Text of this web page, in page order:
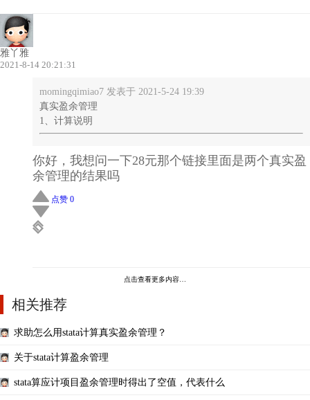
雅丫雅
2021-8-14 20:21:31
momingqimiao7 发表于 2021-5-24 19:39
真实盈余管理
1、计算说明
你好，我想问一下28元那个链接里面是两个真实盈
余管理的结果吗
点赞 0
点击查看更多内容…
相关推荐
求助怎么用stata计算真实盈余管理？
关于stata计算盈余管理
stata算应计项目盈余管理时得出了空值，代表什么